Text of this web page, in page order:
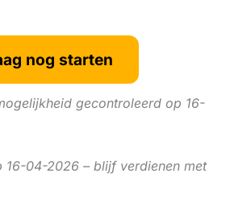
nog starten
gecontroleerd op 16-
16-04-2026 – blijf verdienen met